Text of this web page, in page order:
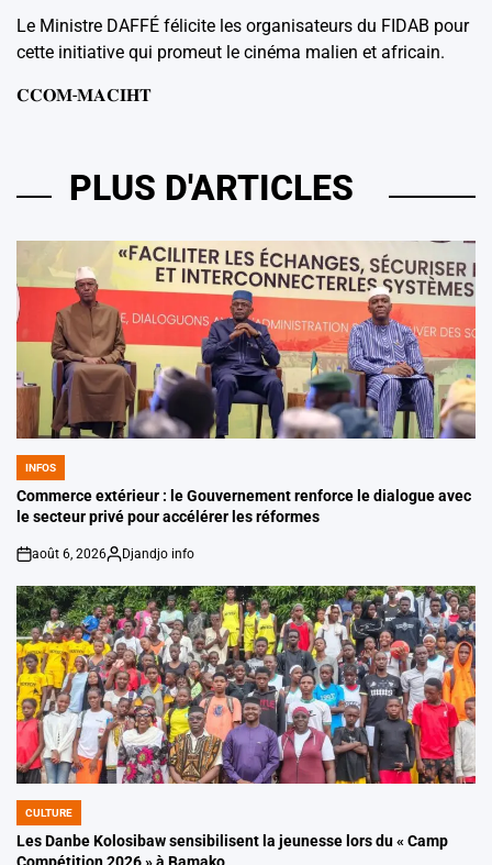
Le Ministre DAFFÉ félicite les organisateurs du FIDAB pour
cette initiative qui promeut le cinéma malien et africain.
𝐂𝐂𝐎𝐌-𝐌𝐀𝐂𝐈𝐇𝐓
PLUS D'ARTICLES
POSTED
IN
INFOS
Commerce extérieur : le Gouvernement renforce le dialogue avec
le secteur privé pour accélérer les réformes
on
août 6, 2026
Posted
Djandjo info
POSTED
IN
CULTURE
Les Danbe Kolosibaw sensibilisent la jeunesse lors du « Camp
Compétition 2026 » à Bamako